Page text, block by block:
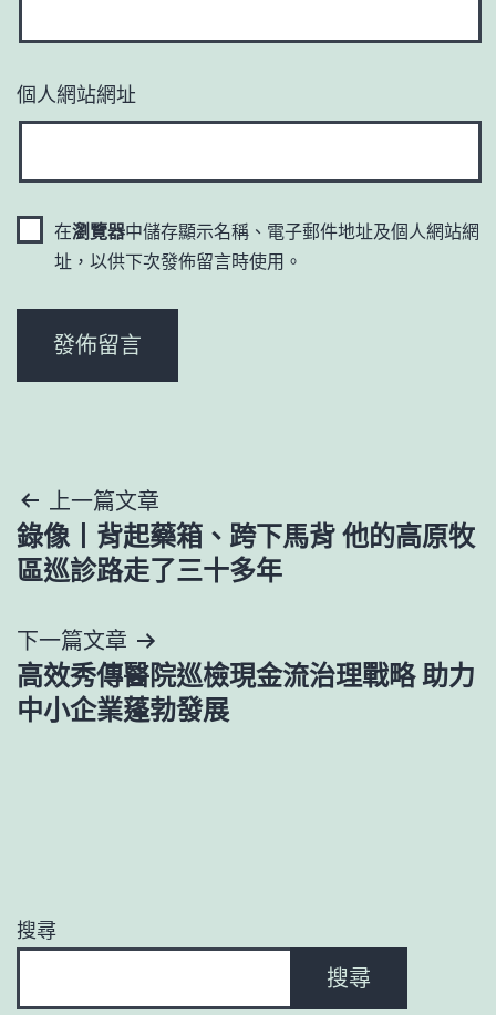
個人網站網址
在瀏覽器中儲存顯示名稱、電子郵件地址及個人網站網
址，以供下次發佈留言時使用。
文
章
覽
上一篇文章
錄像丨背起藥箱、跨下馬背 他的高原牧
區巡診路走了三十多年
下一篇文章
高效秀傳醫院巡檢現金流治理戰略 助力
中小企業蓬勃發展
搜尋
搜尋